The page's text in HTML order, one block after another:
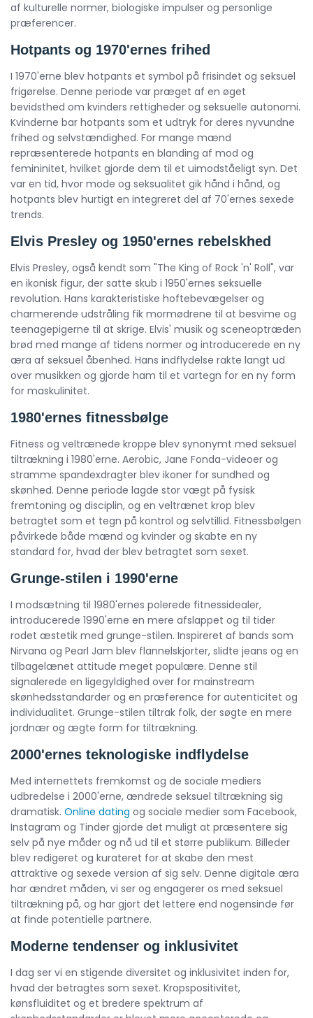
af kulturelle normer, biologiske impulser og personlige
præferencer.
Hotpants og 1970'ernes frihed
I 1970'erne blev hotpants et symbol på frisindet og seksuel
frigørelse. Denne periode var præget af en øget
bevidsthed om kvinders rettigheder og seksuelle autonomi.
Kvinderne bar hotpants som et udtryk for deres nyvundne
frihed og selvstændighed. For mange mænd
repræsenterede hotpants en blanding af mod og
femininitet, hvilket gjorde dem til et uimodståeligt syn. Det
var en tid, hvor mode og seksualitet gik hånd i hånd, og
hotpants blev hurtigt en integreret del af 70'ernes sexede
trends.
Elvis Presley og 1950'ernes rebelskhed
Elvis Presley, også kendt som "The King of Rock 'n' Roll", var
en ikonisk figur, der satte skub i 1950'ernes seksuelle
revolution. Hans karakteristiske hoftebevægelser og
charmerende udstråling fik mormødrene til at besvime og
teenagepigerne til at skrige. Elvis' musik og sceneoptræden
brød med mange af tidens normer og introducerede en ny
æra af seksuel åbenhed. Hans indflydelse rakte langt ud
over musikken og gjorde ham til et vartegn for en ny form
for maskulinitet.
1980'ernes fitnessbølge
Fitness og veltrænede kroppe blev synonymt med seksuel
tiltrækning i 1980'erne. Aerobic, Jane Fonda-videoer og
stramme spandexdragter blev ikoner for sundhed og
skønhed. Denne periode lagde stor vægt på fysisk
fremtoning og disciplin, og en veltrænet krop blev
betragtet som et tegn på kontrol og selvtillid. Fitnessbølgen
påvirkede både mænd og kvinder og skabte en ny
standard for, hvad der blev betragtet som sexet.
Grunge-stilen i 1990'erne
I modsætning til 1980'ernes polerede fitnessidealer,
introducerede 1990'erne en mere afslappet og til tider
rodet æstetik med grunge-stilen. Inspireret af bands som
Nirvana og Pearl Jam blev flannelskjorter, slidte jeans og en
tilbagelænet attitude meget populære. Denne stil
signalerede en ligegyldighed over for mainstream
skønhedsstandarder og en præference for autenticitet og
individualitet. Grunge-stilen tiltrak folk, der søgte en mere
jordnær og ægte form for tiltrækning.
2000'ernes teknologiske indflydelse
Med internettets fremkomst og de sociale mediers
udbredelse i 2000'erne, ændrede seksuel tiltrækning sig
dramatisk. Online dating og sociale medier som Facebook,
Instagram og Tinder gjorde det muligt at præsentere sig
selv på nye måder og nå ud til et større publikum. Billeder
blev redigeret og kurateret for at skabe den mest
attraktive og sexede version af sig selv. Denne digitale æra
har ændret måden, vi ser og engagerer os med seksuel
tiltrækning på, og har gjort det lettere end nogensinde før
at finde potentielle partnere.
Moderne tendenser og inklusivitet
I dag ser vi en stigende diversitet og inklusivitet inden for,
hvad der betragtes som sexet. Kropspositivitet,
kønsfluiditet og et bredere spektrum af